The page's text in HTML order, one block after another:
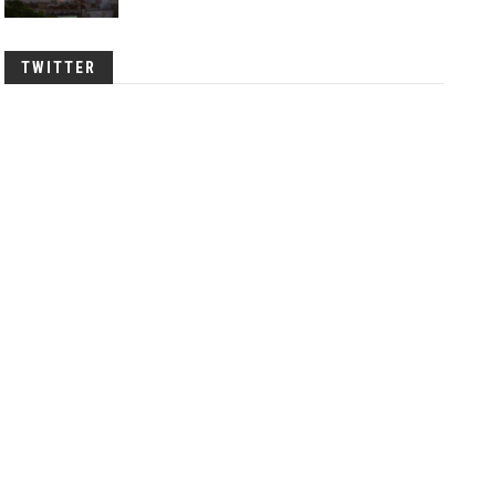
TWITTER